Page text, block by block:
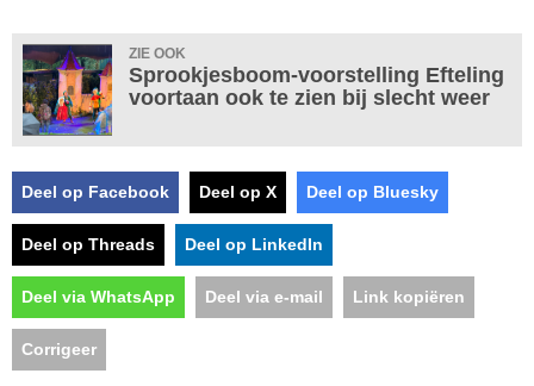
ZIE OOK
Sprookjesboom-voorstelling Efteling
voortaan ook te zien bij slecht weer
Deel op Facebook Deel op X Deel op Bluesky
Deel op Threads Deel op LinkedIn
Deel via WhatsApp Deel via e-mail Link kopiëren
Corrigeer